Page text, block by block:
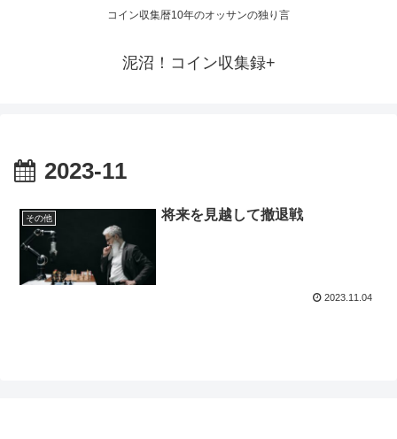
コイン収集暦10年のオッサンの独り言
泥沼！コイン収集録+
2023-11
その他 将来を見越して撤退戦
2023.11.04